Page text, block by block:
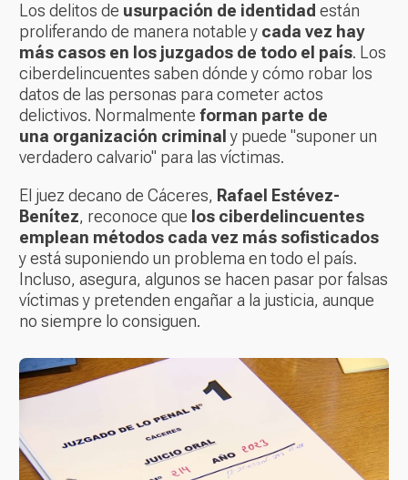
Los delitos de usurpación de identidad están
proliferando de manera notable y cada vez hay
más casos en los juzgados de todo el país. Los
ciberdelincuentes saben dónde y cómo robar los
datos de las personas para cometer actos
delictivos. Normalmente forman parte de
una organización criminal y puede "suponer un
verdadero calvario" para las víctimas.
El juez decano de Cáceres, Rafael Estévez-
Benítez, reconoce que los ciberdelincuentes
emplean métodos cada vez más sofisticados
y está suponiendo un problema en todo el país.
Incluso, asegura, algunos se hacen pasar por falsas
víctimas y pretenden engañar a la justicia, aunque
no siempre lo consiguen.